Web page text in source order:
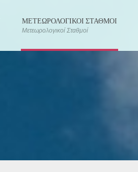
ΜΕΤΕΩΡΟΛΟΓΙΚΟΙ ΣΤΑΘΜΟΙ
Μετεωρολογικοί Σταθμοί